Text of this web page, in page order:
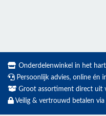
Onderdelenwinkel in het
Persoonlijk advies, online én
Groot assortiment direct uit
Veilig & vertrouwd betalen